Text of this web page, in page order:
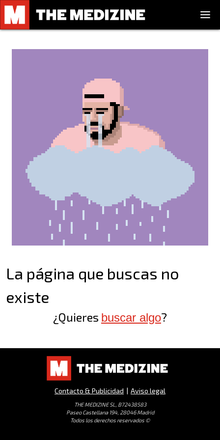
La página que buscas no
existe
¿Quieres buscar algo?
Contacto & Publicidad | Aviso legal
THE MEDIZINE SL, B72438583
Paseo Castellana 194, 28046 Madrid
Todos los derechos reservados ©